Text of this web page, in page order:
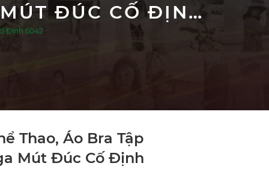
ÁO TẬP THỂ THAO, ÁO BRA TẬP GYM, YOGA MÚT ĐÚC CỐ ĐỊNH 6042
Định 6042
Thao, Áo Bra Tập
Mút Đúc Cố Định